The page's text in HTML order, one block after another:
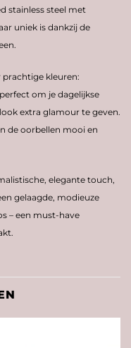
stainless steel met
uniek is dankzij de
prachtige kleuren:
om je dagelijkse
extra glamour te geven.
de oorbellen mooi en
elegante touch,
gelaagde, modieuze
– een must-have